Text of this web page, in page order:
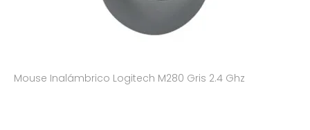
Mouse Inalámbrico Logitech M280 Gris 2.4 Ghz